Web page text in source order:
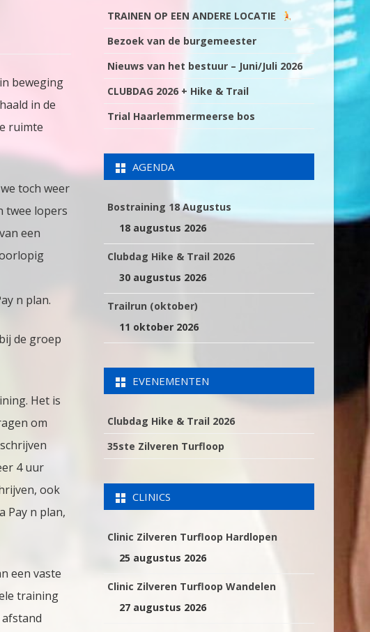
beweging
in de
ruimte
toch weer
twee lopers
een
n plan.
de groep
Het is
om
4 uur
ook
Pay n plan,
een vaste
training
TRAINEN OP EEN ANDERE LOCATIE
Bezoek van de burgemeester
Nieuws van het bestuur – Juni/Juli 2026
CLUBDAG 2026 + Hike & Trail
Trial Haarlemmermeerse bos
AGENDA
Bostraining 18 Augustus
18 augustus 2026
Clubdag Hike & Trail 2026
30 augustus 2026
Trailrun (oktober)
11 oktober 2026
EVENEMENTEN
Clubdag Hike & Trail 2026
35ste Zilveren Turfloop
CLINICS
Clinic Zilveren Turfloop Hardlopen
25 augustus 2026
Clinic Zilveren Turfloop Wandelen
27 augustus 2026